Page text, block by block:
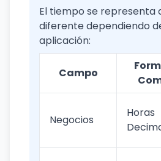
El tiempo se representa
diferente dependiendo
aplicación:
Campo
Negocios
Horas